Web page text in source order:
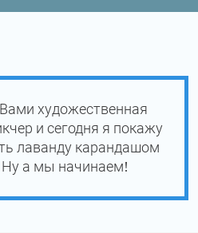
художественная
и сегодня я покажу
лаванду карандашом
а мы начинаем!